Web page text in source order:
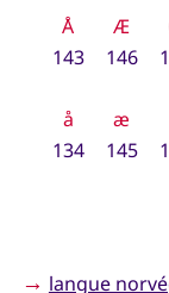
Å
Æ
143
146
å æ
134
145
→ langue